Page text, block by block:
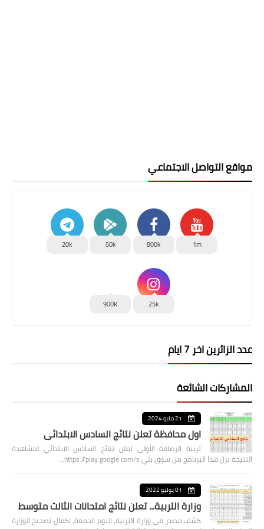
مواقع التواصل الاجتماعي
1m
800k
50k
20k
25k
900K
عدد الزائرين اخر 7 ايام
المشاركات الشائعة
21 مايو 2024
اول محافظة تعلن نتائج السادس الابتدائي
تربية الرصافة الأولى تعلن نتائج السادس الابتدائي لمشاهدة
النتيجة نزل هذا البرنامج من سوق بلي https://play.google.com/s…
01 يوليو 2022
وزارة التربية... تعلن نتائج امتحانات الثالث متوسط
كشف مصدر في وزارة التربية، اليوم الجمعة، اكمال تصحيح الوزارة